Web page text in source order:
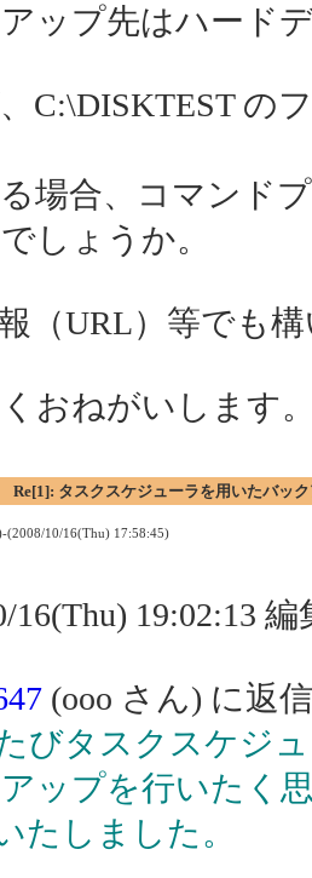
ップ先はハード
C:\DISKTEST の
場合、コマンド
しょうか。
（URL）等でも
おねがいします
Re[1]: タスクスケジューラを用いたバッ
(2008/10/16(Thu) 17:58:45)
16(Thu) 19:02:13
(ooo さん) に返信
びタスクスケジ
ップを行いたく
たしました。